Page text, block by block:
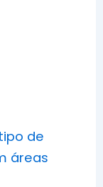
de
áreas